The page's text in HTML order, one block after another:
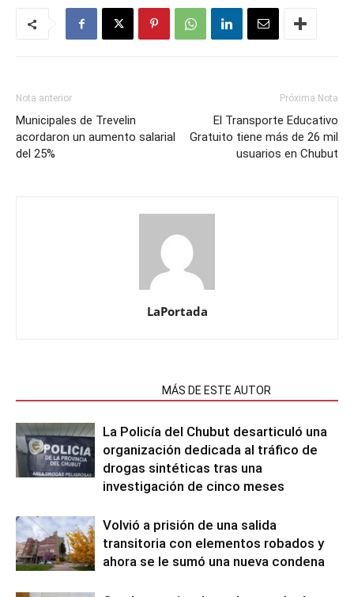
Nota anterior
Municipales de Trevelin
acordaron un aumento salarial
del 25%
Próxima Nota
El Transporte Educativo
Gratuito tiene más de 26 mil
usuarios en Chubut
LaPortada
MÁS DE ESTE AUTOR
La Policía del Chubut desarticuló una
organización dedicada al tráfico de
drogas sintéticas tras una
investigación de cinco meses
Volvió a prisión de una salida
transitoria con elementos robados y
ahora se le sumó una nueva condena